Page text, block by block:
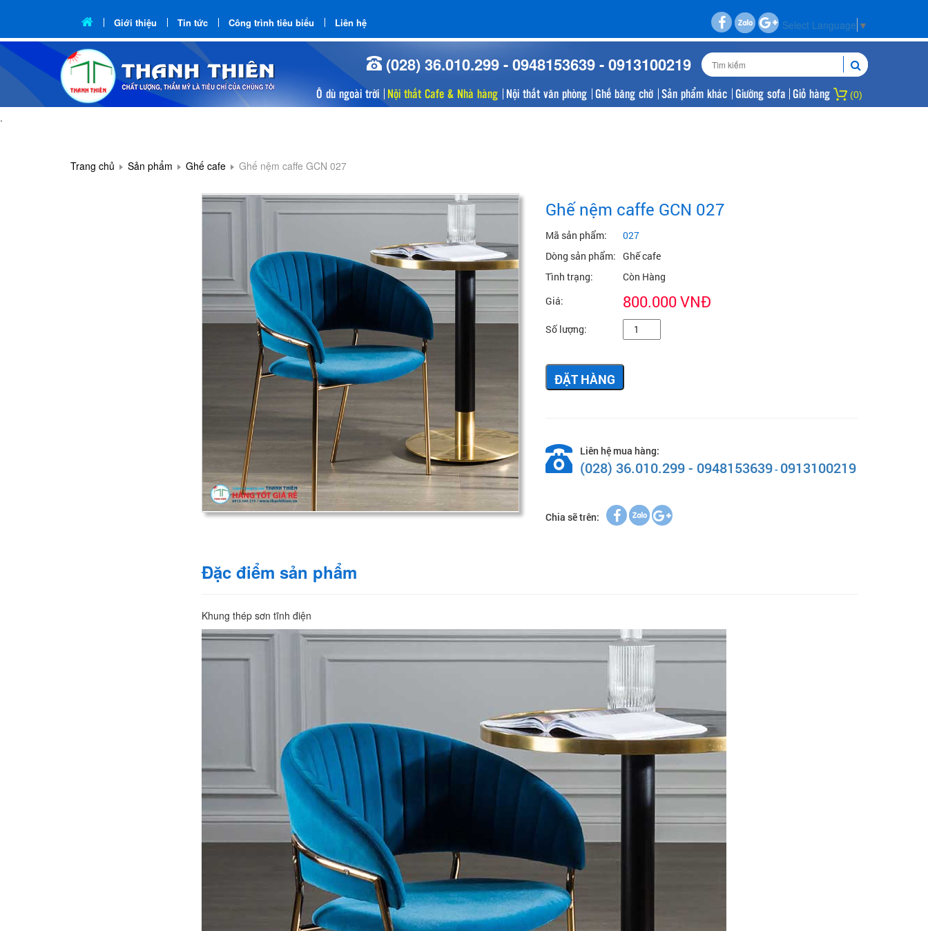
Ô dù ngoài trời Nội thất Cafe & Nhà hàng Nội thất văn phòng Ghế băng chờ Sản phẩm khác Giường sofa
Giới thiệu Tin tức Công trình tiêu biểu Liên hệ Select Language ▼
(028) 36.010.299 - 0948153639 - 0913100219
Giỏ hàng (0)
.
Trang chủ Sản phẩm Ghế cafe Ghế nệm caffe GCN 027
Ghế nệm caffe GCN 027
Mã sản phẩm:
027
Dòng sản phẩm: Ghế cafe
Tình trạng:
Còn Hàng
Giá:
800.000 VNĐ
Số lượng:
ĐẶT HÀNG
Liên hệ mua hàng:
(028) 36.010.299 - 0948153639- 0913100219
Chia sẽ trên:
Đặc điểm sản phẩm
Khung thép sơn tĩnh điện